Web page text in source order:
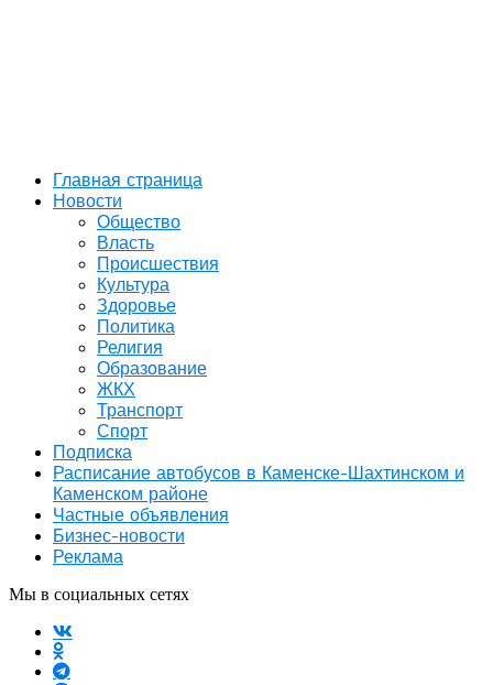
Главная страница
Новости
Общество
Власть
Происшествия
Культура
Здоровье
Политика
Религия
Образование
ЖКХ
Транспорт
Спорт
Подписка
Расписание автобусов в Каменске-Шахтинском и
Каменском районе
Частные объявления
Бизнес-новости
Реклама
Мы в социальных сетях